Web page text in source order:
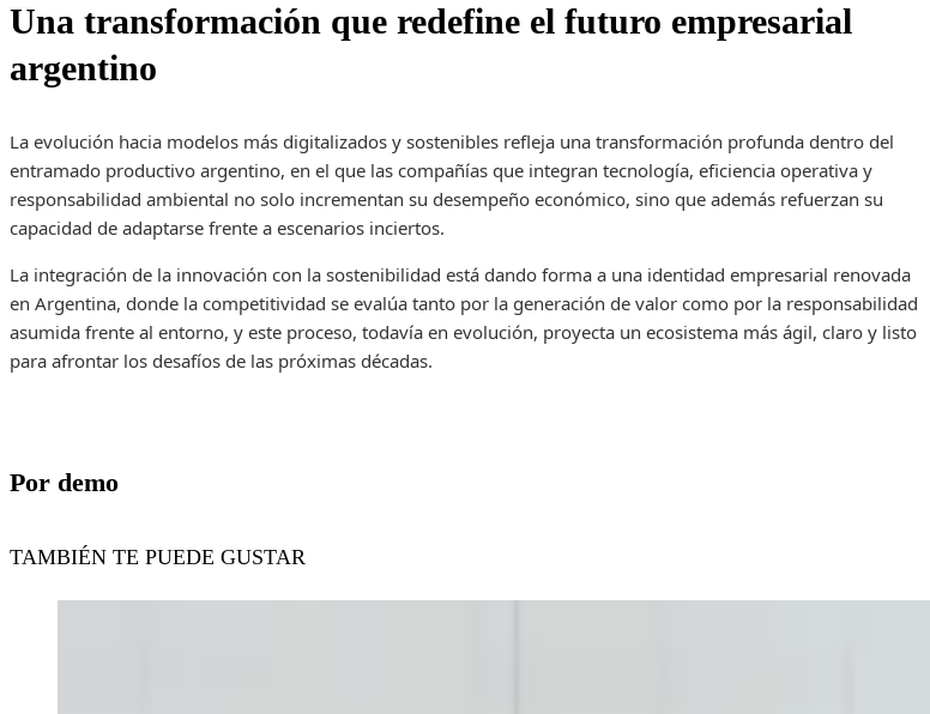
Una transformación que redefine el futuro empresarial
argentino
La evolución hacia modelos más digitalizados y sostenibles refleja una transformación profunda dentro del
entramado productivo argentino, en el que las compañías que integran tecnología, eficiencia operativa y
responsabilidad ambiental no solo incrementan su desempeño económico, sino que además refuerzan su
capacidad de adaptarse frente a escenarios inciertos.
La integración de la innovación con la sostenibilidad está dando forma a una identidad empresarial renovada
en Argentina, donde la competitividad se evalúa tanto por la generación de valor como por la responsabilidad
asumida frente al entorno, y este proceso, todavía en evolución, proyecta un ecosistema más ágil, claro y listo
para afrontar los desafíos de las próximas décadas.
Por demo
TAMBIÉN TE PUEDE GUSTAR